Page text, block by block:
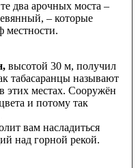
два арочных моста –
– которые
местности.
высотой 30 м, получил
табасаранцы называют
этих местах. Сооружён
и потому так
вам насладиться
над горной рекой.